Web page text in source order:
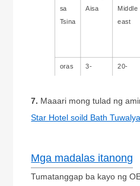
sa
Tsina
Aisa
Middle
east
oras 3- 20-
7. Maaari mong tulad ng
Star Hotel soild Bath Tuwalya
Mga madalas itanong
Tumatanggap ba kayo ng